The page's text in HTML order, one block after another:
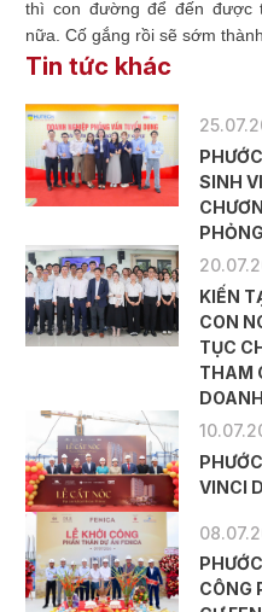
thì con đường để đến được
nữa. Cố gắng rồi sẽ sớm
Tin tức khác
SINH
KIẾN
CON
TỤC
THAM
VINCI
CÔNG